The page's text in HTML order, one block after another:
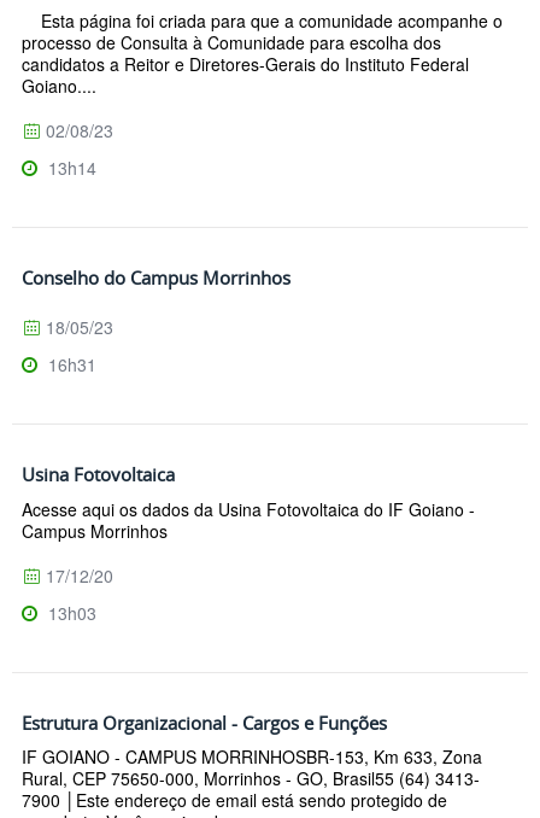
Esta página foi criada para que a comunidade acompanhe o
processo de Consulta à Comunidade para escolha dos
candidatos a Reitor e Diretores-Gerais do Instituto Federal
Goiano....
02/08/23
13h14
Conselho do Campus Morrinhos
18/05/23
16h31
Usina Fotovoltaica
Acesse aqui os dados da Usina Fotovoltaica do IF Goiano -
Campus Morrinhos
17/12/20
13h03
Estrutura Organizacional - Cargos e Funções
IF GOIANO - CAMPUS MORRINHOSBR-153, Km 633, Zona
Rural, CEP 75650-000, Morrinhos - GO, Brasil55 (64) 3413-
7900 │Este endereço de email está sendo protegido de